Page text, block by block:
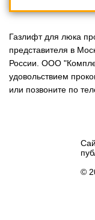
Газлифт для люка
представителя в
России. ООО
удовольствием
или позвоните по
©